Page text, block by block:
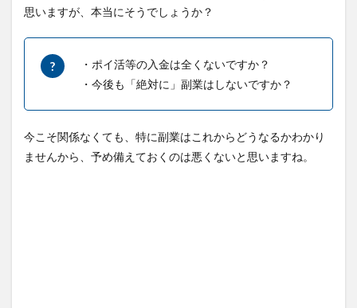
思いますが、本当にそうでしょうか？
・ポイ活等の入金は全くないですか？
・今後も「絶対に」副業はしないですか？
今こそ関係なくても、特に副業はこれからどうなるかわかり
ませんから、予め備えておくのは悪くないと思いますね。